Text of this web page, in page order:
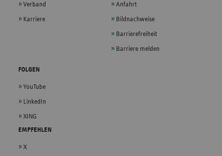
Verband
Karriere
Anfahrt
Bildnachweise
Barrierefreiheit
Barriere melden
FOLGEN
YouTube
LinkedIn
XING
EMPFEHLEN
X